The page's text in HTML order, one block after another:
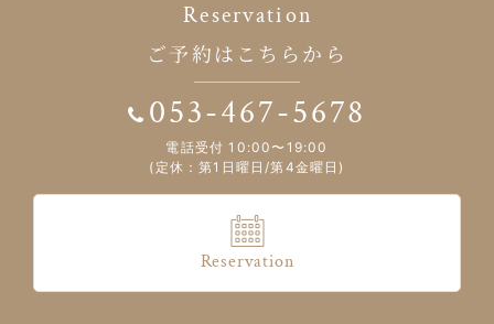
Reservation
ご予約はこちらから
053-467-5678
電話受付 10:00〜19:00
(定休：第1日曜日/第4金曜日)
Reservation